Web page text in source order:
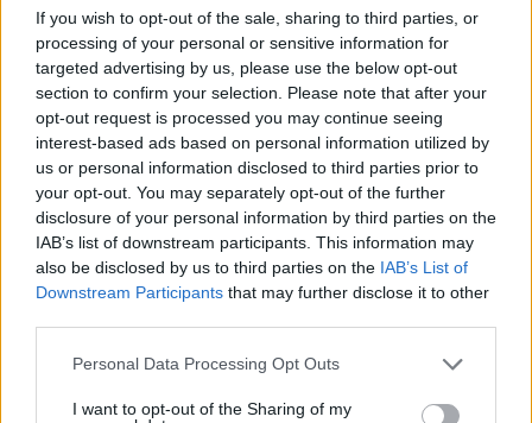
If you wish to opt-out of the sale, sharing to third parties, or
processing of your personal or sensitive information for
targeted advertising by us, please use the below opt-out
section to confirm your selection. Please note that after your
opt-out request is processed you may continue seeing
interest-based ads based on personal information utilized by
us or personal information disclosed to third parties prior to
your opt-out. You may separately opt-out of the further
disclosure of your personal information by third parties on the
IAB’s list of downstream participants. This information may
also be disclosed by us to third parties on the IAB’s List of
Downstream Participants that may further disclose it to other
Please note that this website/app uses one or more Google
not limited to your visit or usage behaviour. You may click to
Personal Data Processing Opt Outs
I want to opt-out of the Sharing of my
Ο Τομ Χόλαντ δάκρυσε όταν είδε τη Ζεντάγια στον
«μυστικό» γάμο τους στην Αγγλία
«Μπαϊράκι» του Νετανιάχου, απορρίπτει το ειρηνευτικό
σχέδιο του Τραμπ για τη Γάζα: Δεν αποσύρουμε τον
στρατό μέχρι να αφοπλιστεί εντελώς η Χαμάς
πριν 29 λεπτά
Φωτιά στο Κορωπί, 112 στους κατοίκους για ετοιμότητα:
Επιχειρούν ισχυρές επίγειες δυνάμεις και έξι εναέρια,
βίντεο
πριν 34 λεπτά
πριν 37 λεπτά
Απαγόρευση κυκλοφορίας σε δασικές περιοχές της